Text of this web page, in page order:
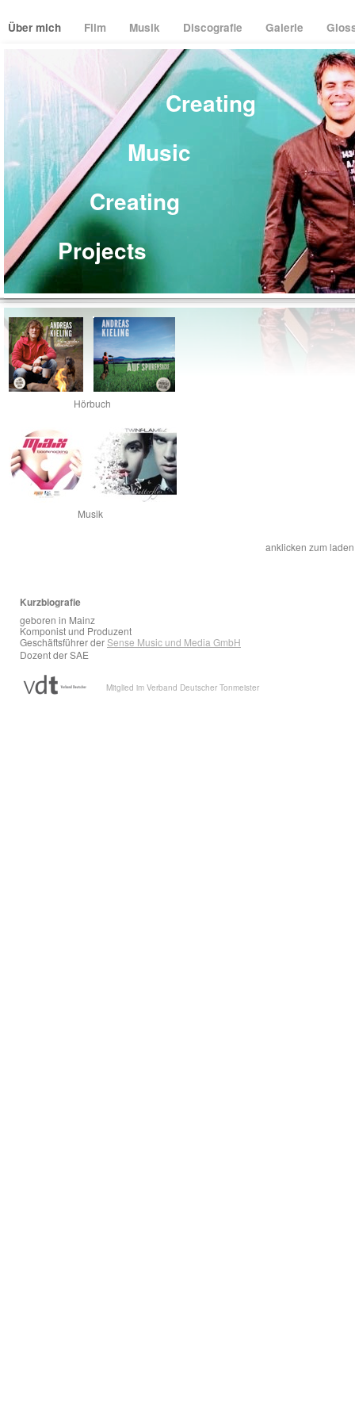
Über mich Film Musik Discografie Galerie
Hörbuch
Kurzbiografie
geboren in Mainz
Komponist und Produzent
Geschäftsführer derSense Music und Media GmbH
Dozent der SAE
Creating
Music
Creating
Projects
Mitglied im Verband Deutscher Tonmeister
Musik
anklicken zum laden